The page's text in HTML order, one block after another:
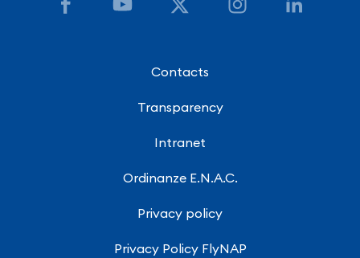
Contacts
Transparency
Intranet
Ordinanze E.N.A.C.
Privacy policy
Privacy Policy FlyNAP